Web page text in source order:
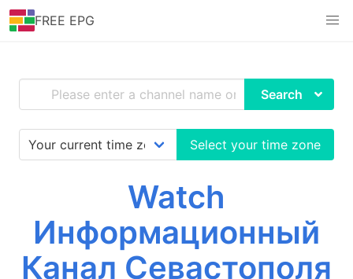
FREE EPG
Search
Select your time zone
Watch
Информационный
Канал Севастополя